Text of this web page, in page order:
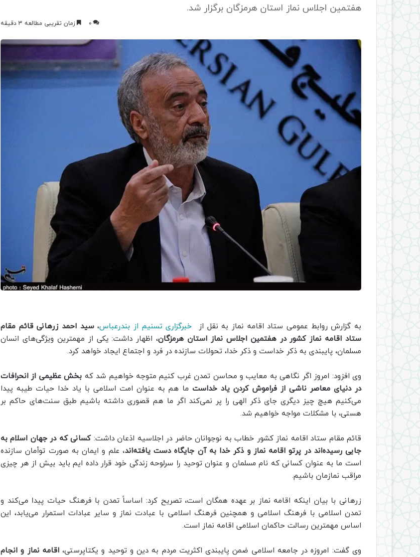
هفتمین اجلاس نماز استان هرمزگان برگزار شد.
0 زمان تقریبی مطالعه 3 دقیقه
به گزارش روابط عمومی ستاد اقامه نماز به نقل از خبرگزاری تسنیم از بندرعباس،سید احمد زرهانی قائم مقام
ستاد اقامه نماز کشور در هفتمین اجلاس نماز استان هرمزگان، اظهار داشت: یکی از مهمترین ویژگی‌های انسان
مسلمان، پایبندی به ذکر خداست و ذکر خدا، تحولات سازنده در فرد و اجتماع ایجاد خواهد کرد.
وی افزود: امروز اگر نگاهی به معایب و محاسن تمدن غرب کنیم متوجه خواهیم شد که بخش عظیمی از انحرافات
در دنیای معاصر ناشی از فراموش کردن یاد خداست ما هم به عنوان امت اسلامی با یاد خدا حیات طیبه پیدا
می‌کنیم هیچ چیز دیگری جای ذکر الهی را پر نمی‌کند اگر ما هم قصوری داشته باشیم طبق سنت‌های حاکم بر
هستی، با مشکلات مواجه خواهیم شد.
قائم مقام ستاد اقامه نماز کشور خطاب به نوجوانان حاضر در اجلاسیه اذعان داشت:کسانی که در جهان اسلام به
جایی رسیده‌اند در پرتو اقامه نماز و ذکر خدا به آن جایگاه دست یافته‌اند، علم و ایمان به صورت توأمان سازنده
است ما به عنوان کسانی که نام مسلمان و عنوان توحید را سرلوحه زندگی خود قرار داده ایم باید بیش از هر چیزی
مراقب نمازمان باشیم.
زرهانی با بیان اینکه اقامه نماز بر عهده همگان است، تصریح کرد: اساساً تمدن با فرهنگ حیات پیدا می‌کند و
تمدن اسلامی با فرهنگ اسلامی و همچنین فرهنگ اسلامی با عبادت نماز و سایر عبادات استمرار می‌یابد، این
اساس مهمترین رسالت حاکمان اسلامی اقامه نماز است.
وی گفت: امروزه در جامعه اسلامی ضمن پایبندی اکثریت مردم به دین و توحید و یکتاپرستی،اقامه نماز و انجام